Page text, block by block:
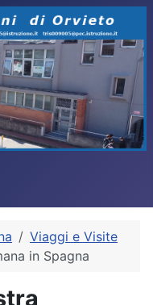
Viaggi e Visite
in Spagna